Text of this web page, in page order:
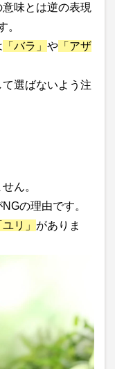
味とは逆の表現
。
「バラ」 や 「アザ
選ばないよう注
ん。
の理由です。
ユリ」 がありま